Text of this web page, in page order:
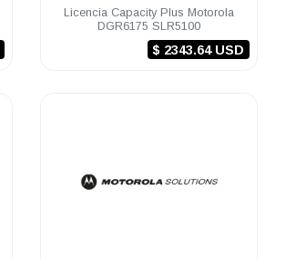
Licencia Capacity Plus Motorola
DGR6175 SLR5100
$ 2343.64 USD